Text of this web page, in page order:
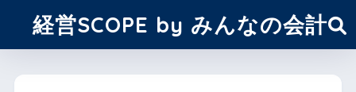
経営SCOPE by みんなの会計